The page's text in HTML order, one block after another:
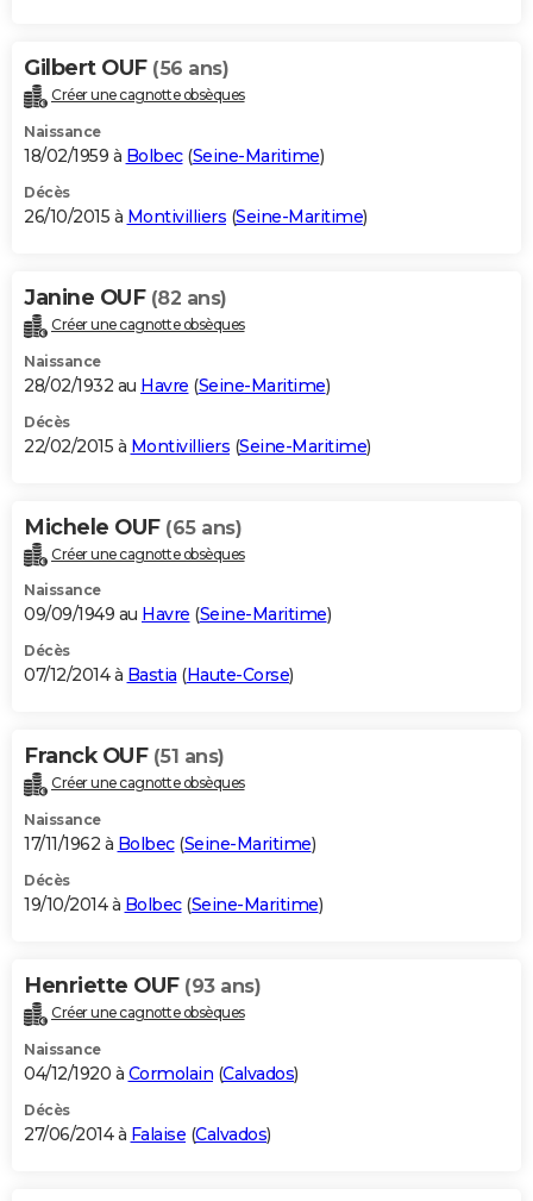
Gilbert OUF (56 ans)
Créer une cagnotte obsèques
Naissance
18/02/1959 à Bolbec(Seine-Maritime)
Décès
26/10/2015 à Montivilliers (Seine-Maritime)
Janine OUF (82 ans)
Créer une cagnotte obsèques
Naissance
28/02/1932 au Havre (Seine-Maritime)
Décès
22/02/2015 à Montivilliers (Seine-Maritime)
Michele OUF (65 ans)
Créer une cagnotte obsèques
Naissance
09/09/1949 au Havre (Seine-Maritime)
Décès
07/12/2014 à Bastia (Haute-Corse)
Franck OUF (51 ans)
Créer une cagnotte obsèques
Naissance
17/11/1962 à Bolbec(Seine-Maritime)
Décès
19/10/2014 à Bolbec(Seine-Maritime)
Henriette OUF (93 ans)
Créer une cagnotte obsèques
Naissance
04/12/1920 à Cormolain (Calvados)
Décès
27/06/2014 à Falaise (Calvados)